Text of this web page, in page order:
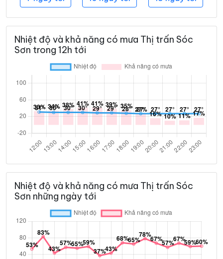
Nhiệt độ và khả năng có mưa Thị trấn Sóc
Sơn trong 12h tới
Nhiệt độ và khả năng có mưa Thị trấn Sóc
Sơn những ngày tới